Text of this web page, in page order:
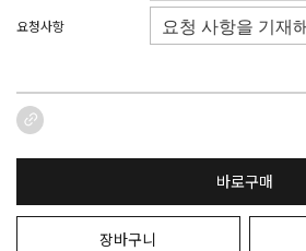
요청사항
바로구매
장바구니